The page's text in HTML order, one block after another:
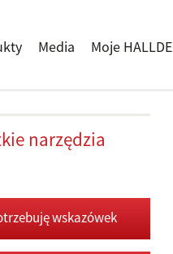
Media Moje HALLDE
narzędzia
wskazówek